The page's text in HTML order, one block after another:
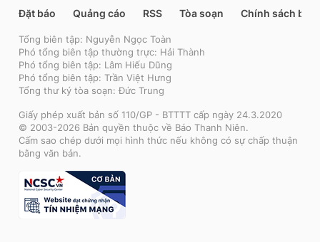
Đặt báo Quảng cáo RSS Tòa soạn Chính sách bảo
Tổng biên tập: Nguyễn Ngọc Toàn
Phó tổng biên tập thường trực: Hải Thành
Phó tổng biên tập: Lâm Hiếu Dũng
Phó tổng biên tập: Trần Việt Hưng
Tổng thư ký tòa soạn: Đức Trung
Giấy phép xuất bản số 110/GP - BTTTT cấp ngày 24.3.2020
© 2003-2026 Bản quyền thuộc về Báo Thanh Niên.
Cấm sao chép dưới mọi hình thức nếu không có sự chấp thuận
bằng văn bản.